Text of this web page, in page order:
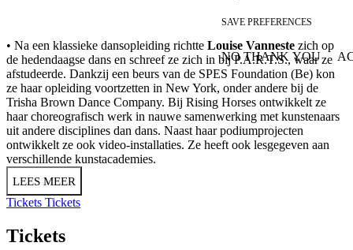
• Na een klassieke dansopleiding richtte Louise Vanneste zich op
de hedendaagse dans en schreef ze zich in bij P.A.R.T.S., waar ze
afstudeerde. Dankzij een beurs van de SPES Foundation (Be) kon
ze haar opleiding voortzetten in New York, onder andere bij de
Trisha Brown Dance Company. Bij Rising Horses ontwikkelt ze
haar choreografisch werk in nauwe samenwerking met kunstenaars
uit andere disciplines dan dans. Naast haar podiumprojecten
ontwikkelt ze ook video-installaties. Ze heeft ook lesgegeven aan
verschillende kunstacademies.
LEES MEER
Tickets Tickets
Tickets
SAVE PREFERENCES
NO THANK YOU
WITHDRAW